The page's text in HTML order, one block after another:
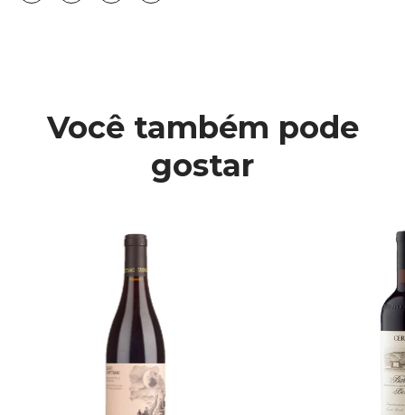
Você também pode
gostar